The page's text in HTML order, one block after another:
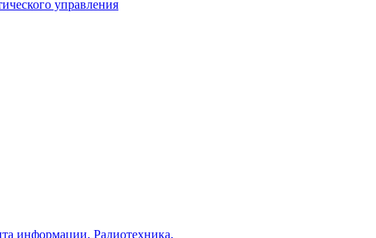
управления
информации. Радиотехника.